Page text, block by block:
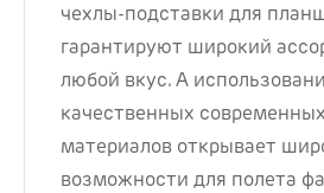
чехлы-подставки для
гарантируют широкий
любой вкус. А
качественных
материалов открывает
возможности для полета